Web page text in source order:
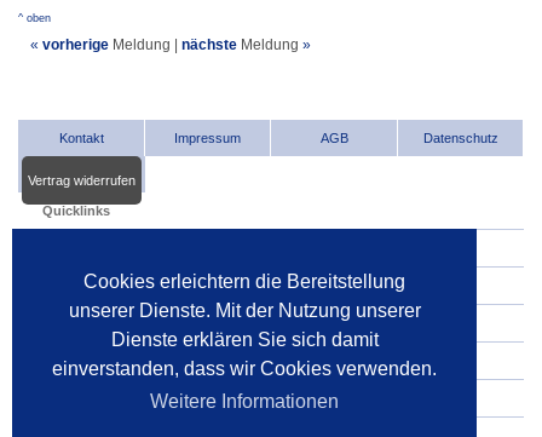
Cookies erleichtern die Bereitstellung
unserer Dienste. Mit der Nutzung unserer
Dienste erklären Sie sich damit
einverstanden, dass wir Cookies verwenden.
Weitere Informationen
^ oben
« vorherige Meldung nächste Meldung »
Kontakt Impressum AGB Datenschutz
Vertrag widerrufen
Quicklinks
INDat.extra
Dienstleister im Internet